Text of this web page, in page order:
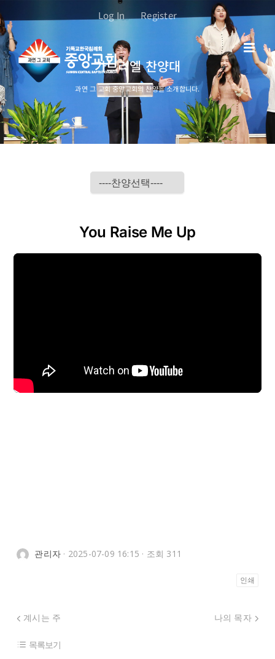
텐
츠
로
건
너
뛰
기
Log In Register
가브리엘 찬양대
과연 그 교회 중앙교회의 찬양을 소개합니다.
You Raise Me Up
관리자 · 2025-07-09 16:15 · 조회 311
인쇄
계시는 주 나의 목자
목록보기